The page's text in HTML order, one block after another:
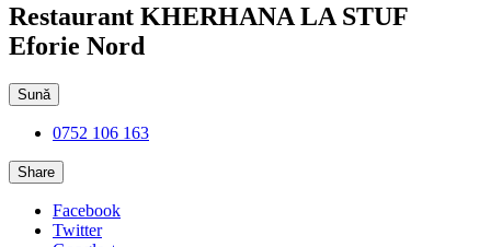
Restaurant KHERHANA LA STUF
Eforie Nord
Sună
0752 106 163
Share
Facebook
Twitter